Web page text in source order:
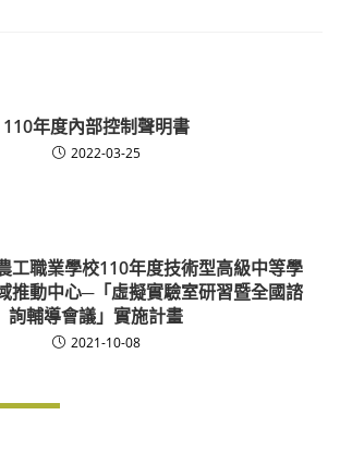
110年度內部控制聲明書
2022-03-25
工職業學校110年度技術型高級中等學
推動中心─「虛擬實驗室研習暨全國諮
詢輔導會議」實施計畫
2021-10-08